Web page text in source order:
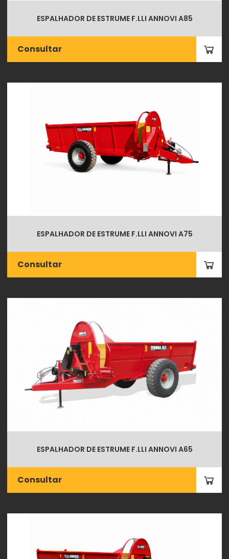
ESPALHADOR DE ESTRUME F.LLI ANNOVI A85
Consultar
ESPALHADOR DE ESTRUME F.LLI ANNOVI A75
Consultar
ESPALHADOR DE ESTRUME F.LLI ANNOVI A65
Consultar